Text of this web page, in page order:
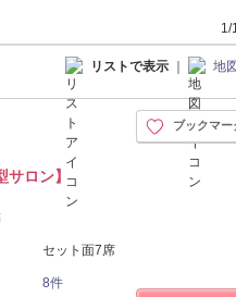
1/
リストで表示 地
ブックマー
サロン】
セット面7席
8件